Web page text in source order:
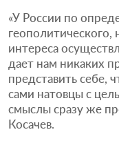
«У России по
интереса
дает нам никаких
представить себе,
сами натовцы с
смыслы сразу же
Косачев.